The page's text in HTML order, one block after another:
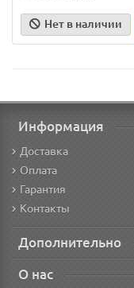
Нет в наличии
Информация
Доставка
Оплата
Гарантия
Контакты
Дополнительно
О нас